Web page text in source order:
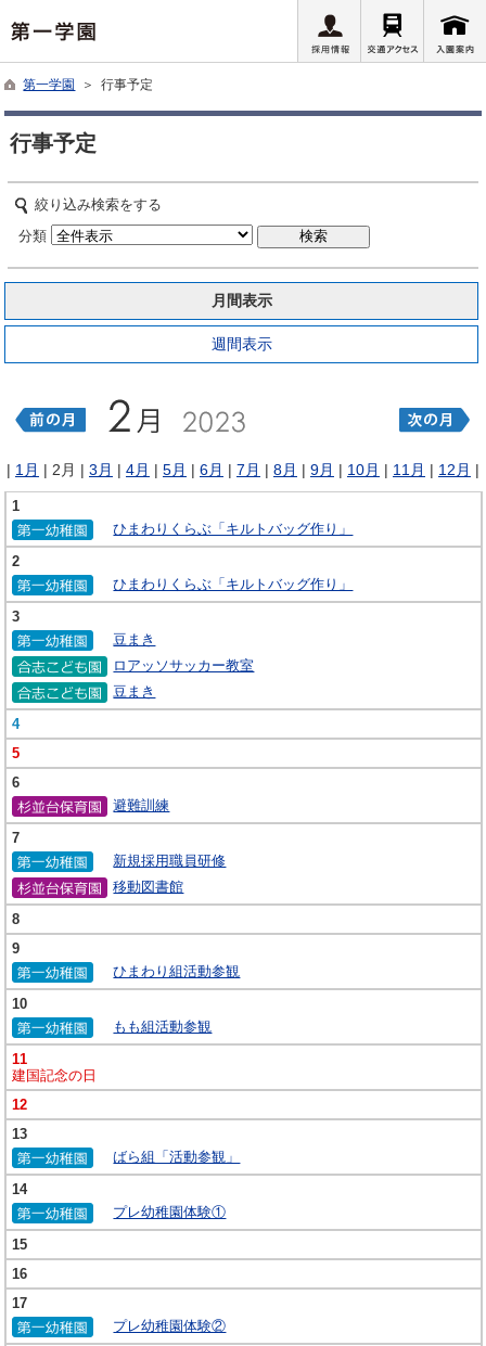
第一学園 ＞ 行事予定
行事予定
絞り込み検索をする
分類
月間表示
週間表示
| 1月 | 2月 | 3月 | 4月 | 5月 | 6月 | 7月 | 8月 | 9月 | 10月 | 11月 | 12月 |
1
ひまわりくらぶ「キルトバッグ作り」
2
ひまわりくらぶ「キルトバッグ作り」
3
豆まき
ロアッソサッカー教室
豆まき
4
5
6
避難訓練
7
新規採用職員研修
移動図書館
8
9
ひまわり組活動参観
10
もも組活動参観
11
建国記念の日
12
13
ばら組「活動参観」
14
プレ幼稚園体験①
15
16
17
プレ幼稚園体験②